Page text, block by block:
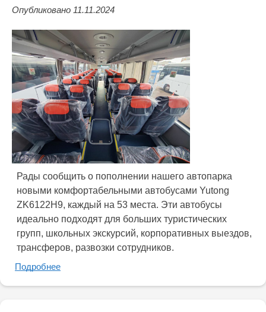
Опубликовано 11.11.2024
Рады сообщить о пополнении нашего автопарка
новыми комфортабельными автобусами Yutong
ZK6122H9, каждый на 53 места. Эти автобусы
идеально подходят для больших туристических
групп, школьных экскурсий, корпоративных выездов,
трансферов, развозки сотрудников.
Подробнее